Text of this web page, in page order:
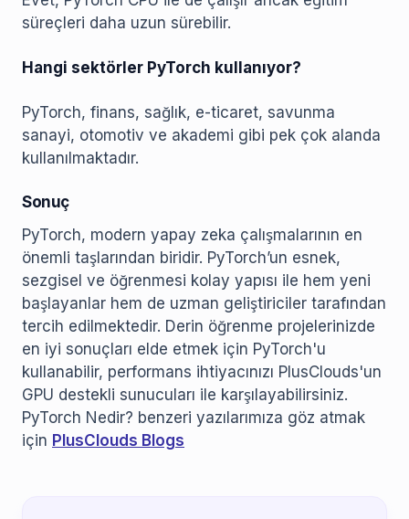
süreçleri daha uzun sürebilir.
Hangi sektörler PyTorch kullanıyor?
PyTorch, finans, sağlık, e-ticaret, savunma
sanayi, otomotiv ve akademi gibi pek çok alanda
kullanılmaktadır.
Sonuç
PyTorch, modern yapay zeka çalışmalarının en
önemli taşlarından biridir. PyTorch’un esnek,
sezgisel ve öğrenmesi kolay yapısı ile hem yeni
başlayanlar hem de uzman geliştiriciler tarafından
tercih edilmektedir. Derin öğrenme projelerinizde
en iyi sonuçları elde etmek için PyTorch'u
kullanabilir, performans ihtiyacınızı PlusClouds'un
GPU destekli sunucuları ile karşılayabilirsiniz.
PyTorch Nedir? benzeri yazılarımıza göz atmak
için PlusClouds Blogs